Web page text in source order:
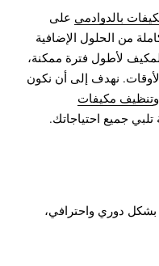
بالدوادمي على
من الحلول الإضافية
لأطول فترة ممكنة،
نهدف إلى أن نكون
تنظيف مكيفات
جميع احتياجاتك.
بشكل دوري واحترافي،